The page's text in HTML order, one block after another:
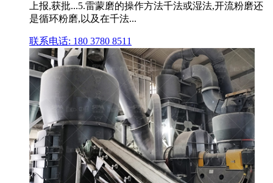
上报,获批...5.雷蒙磨的操作方法千法或湿法,开流粉磨还
是循环粉磨,以及在千法...
联系电话: 180 3780 8511